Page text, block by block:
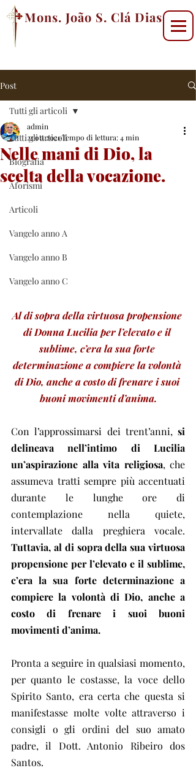
Mons. João S. Clá Dias
Post
Tutti gli articoli
Biografia
Aforismi
Articoli
Vangelo anno A
Vangelo anno B
Vangelo anno C
Tutti gli articoli
Nelle mani di Dio, la
scelta della vocazione.
admin
21 ott 2021Tempo di lettura: 4 min
Al di sopra della virtuosa propensione
di Donna Lucilia per l’elevato e il
sublime, c’era la sua forte
determinazione a compiere la volontà
di Dio, anche a costo di frenare i suoi
buoni movimenti d’anima.
Con l’approssimarsi dei trent’anni, si
delineava nell’intimo di Lucilia
un’aspirazione alla vita religiosa, che
assumeva tratti sempre più accentuati
durante le lunghe ore di
contemplazione nella quiete,
Tuttavia, al di sopra della sua virtuosa
propensione per l’elevato e il sublime,
c’era la sua forte determinazione a
compiere la volontà di Dio, anche a
costo di frenare i suoi buoni
movimenti d’anima.
Pronta a seguire in qualsiasi momento,
per quanto le costasse, la voce dello
Spirito Santo, era certa che questa si
manifestasse molte volte attraverso i
consigli o gli ordini del suo amato
padre, il Dott. Antonio Ribeiro dos
Santos.